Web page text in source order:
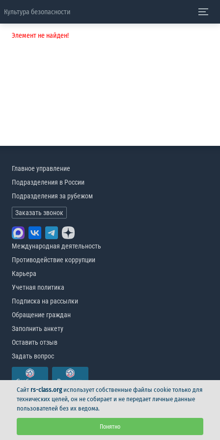
Культура безопасности
Элемент не найден!
Главное управление
Подразделения в России
Подразделения за рубежом
Заказать звонок
Международная деятельность
Противодействие коррупции
Карьера
Учетная политика
Подписка на рассылки
Обращение граждан
Заполнить анкету
Оставить отзыв
Задать вопрос
© Российский морской регистр судоходства, 2026
Логотип
Сайт rs-class.orgиспользует собственные файлы cookie только для
технических целей, он не собирает и не передает личные данные
пользователей без их ведома.
Понятно